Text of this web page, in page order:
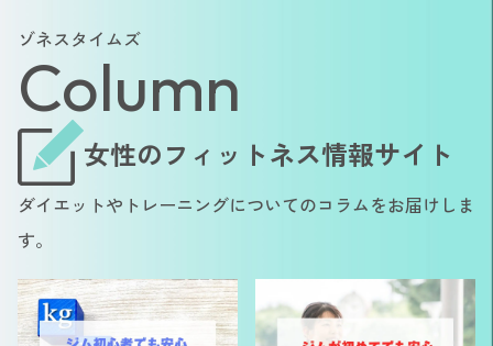
ゾネスタイムズ
Column
女性のフィットネス情報サイト
ダイエットやトレーニングについてのコラムをお届けしま
す。